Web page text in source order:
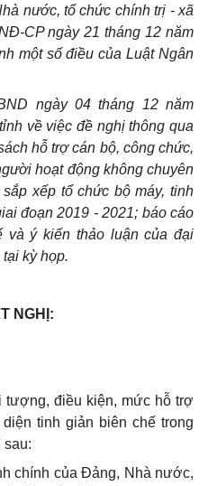
nước, tổ chức chính trị - xã
CP ngày 21 tháng 12 năm
một số điều của Luật Ngân
ngày 04 tháng 12 năm
về việc đề nghị thông qua
hỗ trợ cán bộ, công chức,
hoạt động không chuyên
xếp tổ chức bộ máy, tinh
đoạn 2019 - 2021; báo cáo
và ý kiến thảo luận của đại
kỳ họp.
NGHỊ:
tượng, điều kiện, mức hỗ trợ
tinh giản biên chế trong
sau:
chính của Đảng, Nhà nước,